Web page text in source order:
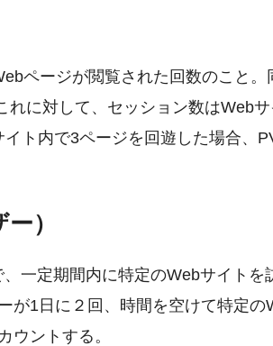
ページが閲覧された回数のこと
れに対して、セッション数はWeb
ト内で3ページを回遊した場合、
）
一定期間内に特定のWebサイトを
が1日に２回、時間を空けて特定
ウントする。